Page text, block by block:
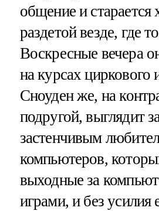
общение и старается
раздетой везде, где
Воскресные вечера
на курсах циркового
Сноуден же, на
подругой, выглядит
застенчивым
компьютеров,
выходные за
играми, и без усилия